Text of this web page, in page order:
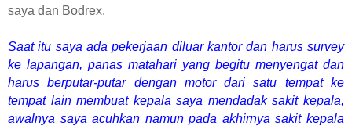
saya dan Bodrex.
Saat itu saya ada pekerjaan diluar kantor dan harus survey
ke lapangan, panas matahari yang begitu menyengat dan
harus berputar-putar dengan motor dari satu tempat ke
tempat lain membuat kepala saya mendadak sakit kepala,
awalnya saya acuhkan namun pada akhirnya sakit kepala